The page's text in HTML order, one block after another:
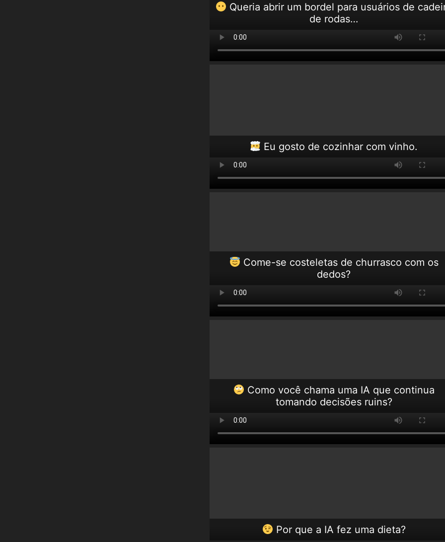
Queria abrir um bordel para usuários de
de rodas…
Eu gosto de cozinhar com vinho.
Come-se costeletas de churrasco com os
dedos?
Como você chama uma IA que continua
tomando decisões ruins?
Por que a IA fez uma dieta?